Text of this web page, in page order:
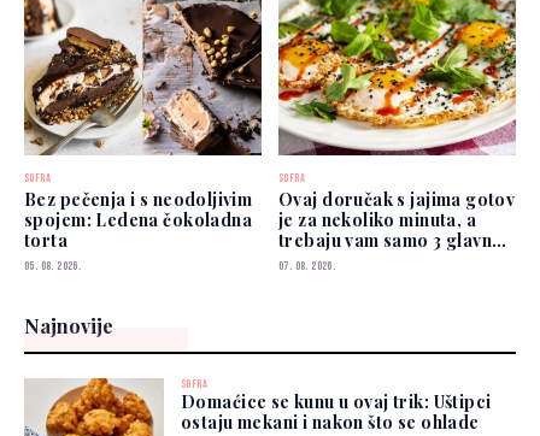
SOFRA
Bez pečenja i s neodoljivim
spojem: Ledena čokoladna
torta
05. 08. 2026.
SOFRA
Ovaj doručak s jajima gotov
je za nekoliko minuta, a
trebaju vam samo 3 glavna
sastojka
07. 08. 2026.
Najnovije
SOFRA
Domaćice se kunu u ovaj trik: Uštipci
ostaju mekani i nakon što se ohlade